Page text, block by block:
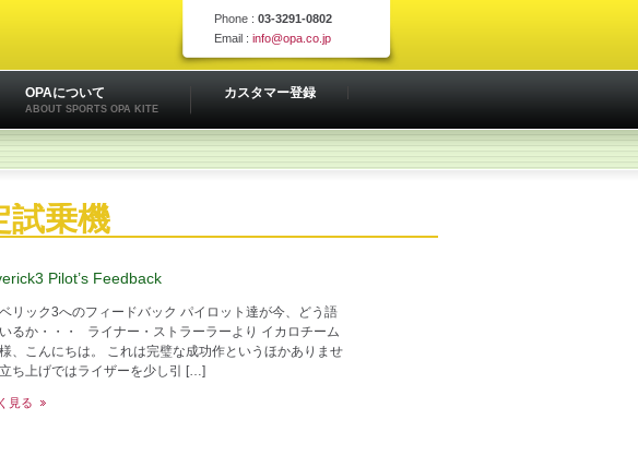
Phone : 03-3291-0802
Email : info@opa.co.jp
OPAについて
ABOUT SPORTS OPA KITE
カスタマー登録
試乗機
Pilot’s Feedback
リック3へのフィードバック パイロット達が今、どう語
るか・・・ ライナー・ストラーラーより イカロチーム
、こんにちは。 これは完璧な成功作というほかありませ
ち上げではライザーを少し引 […]
見る